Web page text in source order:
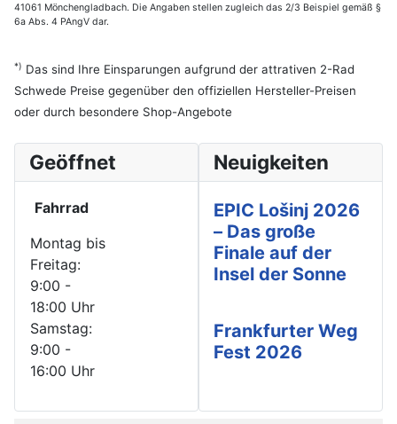
41061 Mönchengladbach. Die Angaben stellen zugleich das 2/3 Beispiel gemäß §
6a Abs. 4 PAngV dar.
*) Das sind Ihre Einsparungen aufgrund der attrativen 2-Rad
Schwede Preise gegenüber den offiziellen Hersteller-Preisen
oder durch besondere Shop-Angebote
Geöffnet
Fahrrad
Montag bis
Freitag:
9:00 -
18:00 Uhr
Samstag:
9:00 -
16:00 Uhr
Neuigkeiten
EPIC Lošinj 2026
– Das große
Finale auf der
Insel der Sonne
Frankfurter Weg
Fest 2026